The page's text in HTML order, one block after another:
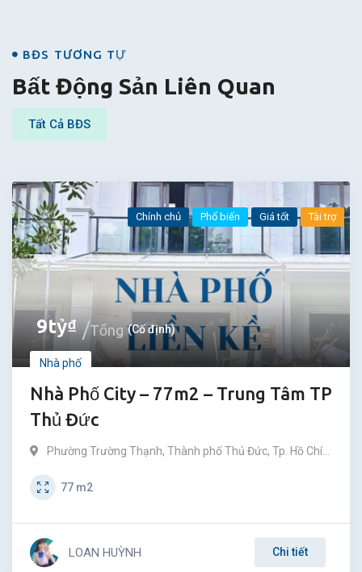
BĐS
BĐS TƯƠNG TỰ
Bất Động Sản Liên Quan
Tất Cả BĐS
9tỷ₫ Tổng (Cố định)
Nhà phố
Nhà Phố City – 77m2 – Trung Tâm TP
Thủ Đức
Chính chủ Phổ biến Giá tốt Tài trợ
Phường Trường Thạnh, Thành phố Thủ Đức, Tp. Hồ Chí
Minh
77 m2
LOAN HUỲNH Chi tiết